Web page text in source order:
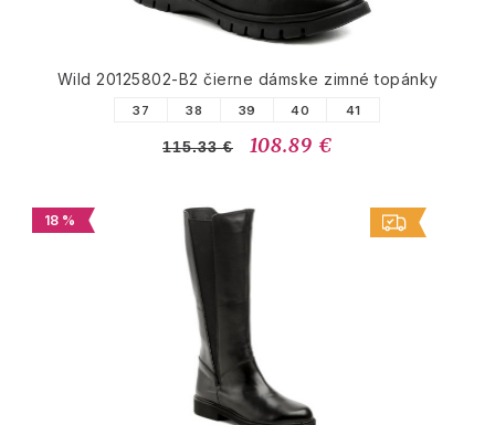
Wild 20125802-B2 čierne dámske zimné topánky
37 38 39 40 41
115.33 € 108.89 €
18 %